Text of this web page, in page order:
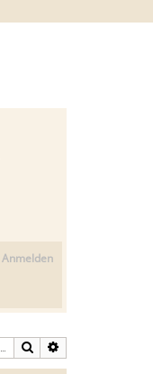
Anmelden
Suche